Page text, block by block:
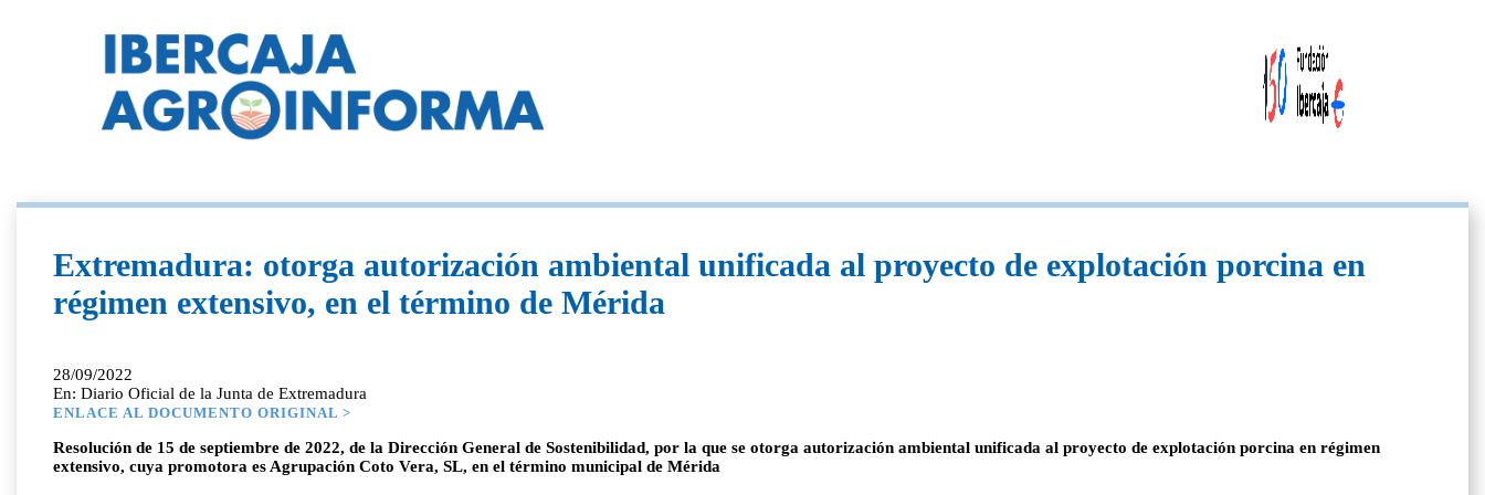
Extremadura: otorga autorización ambiental unificada al proyecto de explotación porcina en
régimen extensivo, en el término de Mérida
28/09/2022
En: Diario Oficial de la Junta de Extremadura
ENLACE AL DOCUMENTO ORIGINAL >
Resolución de 15 de septiembre de 2022, de la Dirección General de Sostenibilidad, por la que se otorga autorización ambiental unificada al proyecto de explotación porcina en régimen
extensivo, cuya promotora es Agrupación Coto Vera, SL, en el término municipal de Mérida